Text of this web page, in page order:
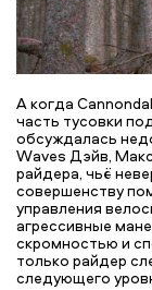
А когда
часть тусовки
обсуждалась
Waves Дэйв,
райдера, чьё
совершенству
управления
агрессивные
скромностью и
только райдер
следующего